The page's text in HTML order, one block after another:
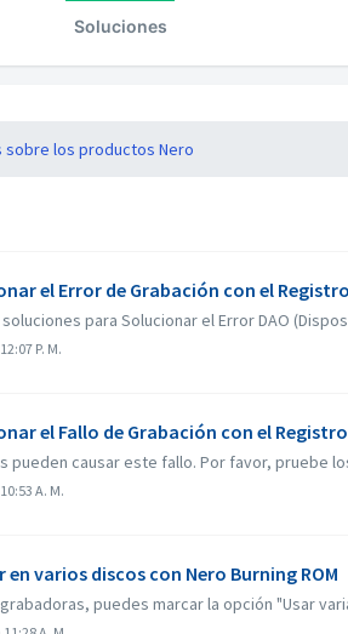
Soluciones
sobre los productos Nero
el Error de Grabación con el
para Solucionar el Error DAO
P. M.
el Fallo de Grabación con el Registro
pueden causar este fallo. Por favor, pruebe
A. M.
en varios discos con Nero Burning ROM
puedes marcar la opción "Usar